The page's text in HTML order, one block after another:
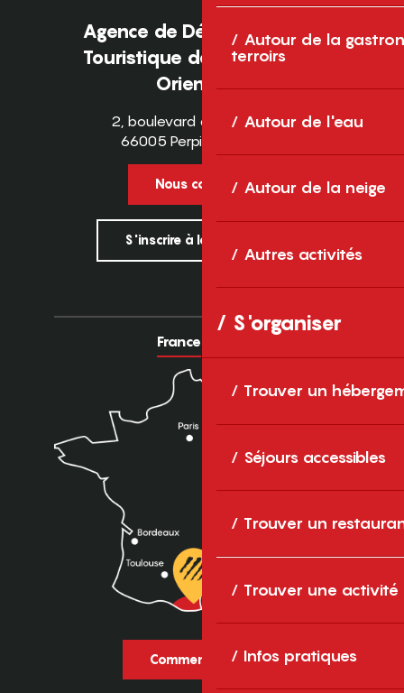
Autour de la
terroirs
Autour de l'eau
Autour de la neige
Autres activités
S'organiser
Trouver un
Séjours accessibles
Trouver un
Trouver une activité
Infos pratiques
Agence de Développement
Touristique des Pyrénées-
Orientales
2, boulevard des Pyrénées
66005 Perpignan Cedex
Nous contacter
S'inscrire à la newsletter
France
Comment venir ?